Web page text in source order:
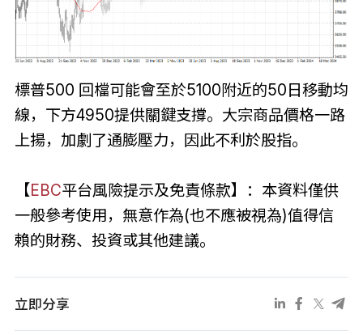
標普500 回檔可能會至於5100附近的50日移動均
線，下方4950提供關鍵支撐。大宗商品價格一路
上揚，加劇了通膨壓力，因此不利於股指。
【EBC平台風險提示及免責條款】：本資料僅供
一般參考使用，無意作為(也不應被視為)值得信
賴的財務、投資或其他建議。
立即分享